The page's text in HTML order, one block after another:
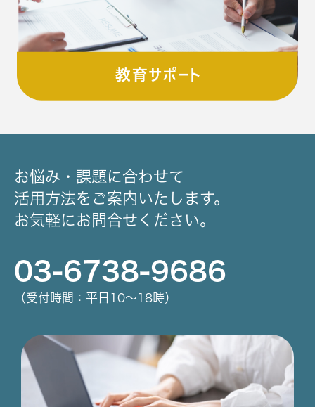
お悩み・課題に合わせて
活用方法をご案内いたします。
お気軽にお問合せください。
03-6738-9686
（受付時間：平日10～18時）